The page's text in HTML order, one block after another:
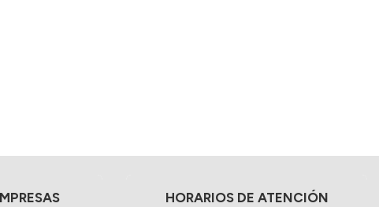
HORARIOS DE ATENCIÓN